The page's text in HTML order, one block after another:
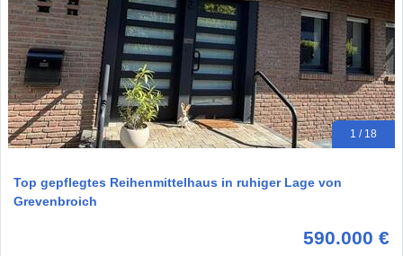
1 / 18
Top gepflegtes Reihenmittelhaus in ruhiger Lage von
Grevenbroich
590.000 €